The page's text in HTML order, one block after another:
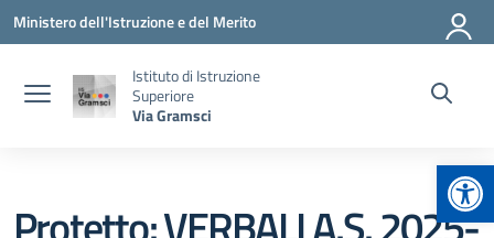
Vai ai contenuti
Vai al menu di navigazione
Vai al footer
Ministero dell'Istruzione e del Merito
Istituto di Istruzione
Superiore
Via Gramsci